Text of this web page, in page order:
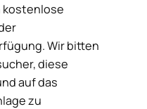
kostenlose
Wir bitten
diese
auf das
zu